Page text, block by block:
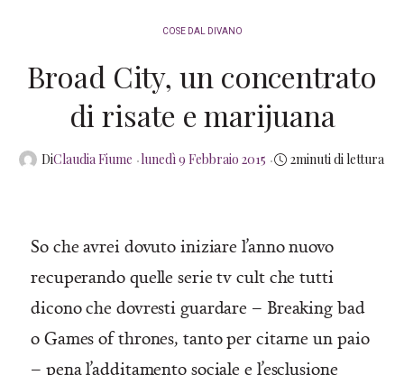
COSE DAL DIVANO
Broad City, un concentrato
di risate e marijuana
DiClaudia Fiume Posted
lunedì 9 Febbraio 2015 2minuti di lettura
So che avrei dovuto iniziare l’anno nuovo
recuperando quelle serie tv cult che tutti
dicono che dovresti guardare – Breaking bad
o Games of thrones, tanto per citarne un paio
– pena l’additamento sociale e l’esclusione